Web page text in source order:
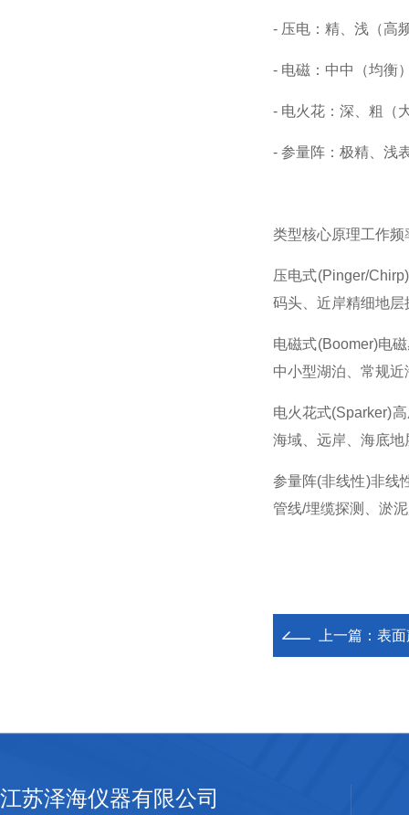
- 压电：精、浅（高
- 电磁：中中（均衡
- 电火花：深、粗（
- 参量阵：极精、浅
类型核心原理工作频
压电式(Pinger/Chirp)
码头、近岸精细地层
电磁式(Boomer)电
中小型湖泊、常规近
电火花式(Sparker)
海域、远岸、海底地
参量阵(非线性)非线
管线/埋缆探测、淤
上一篇： 表
江苏泽海仪器有限公司